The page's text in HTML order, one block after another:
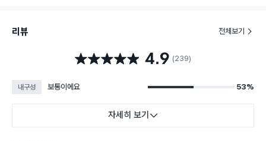
리뷰 전체보기
별점 4.9점 4.9 (239)
내구성 보통이에요 53%
자세히 보기